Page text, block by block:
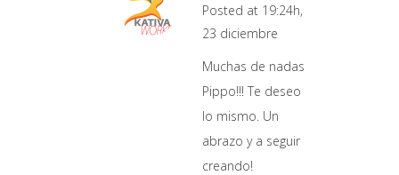
Posted at 19:24h,
23 diciembre
Muchas de nadas
Pippo!!! Te deseo
lo mismo. Un
abrazo y a seguir
creando!